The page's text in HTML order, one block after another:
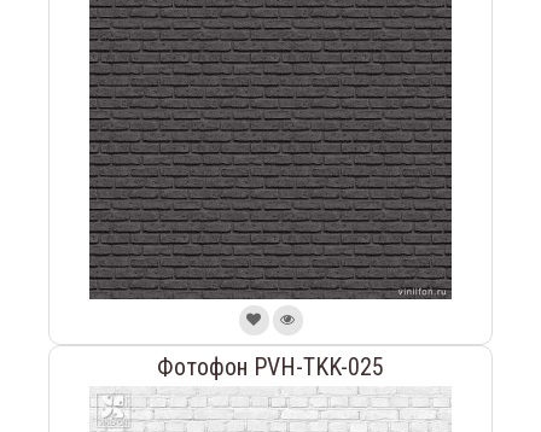
Фотофон PVH-TKK-025